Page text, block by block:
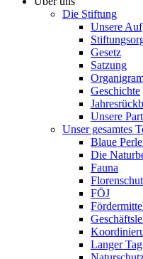
Die Stiftung
Unsere
Gesetz
Satzung
Geschichte
Unsere
Unser gesamtes
Blaue
Die
Fauna
FÖJ
Langer